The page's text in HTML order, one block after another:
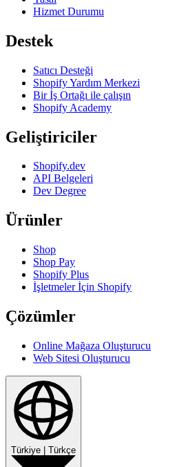
Hizmet Durumu
Destek
Satıcı Desteği
Shopify Yardım Merkezi
Bir İş Ortağı ile çalışın
Shopify Academy
Geliştiriciler
Shopify.dev
API Belgeleri
Dev Degree
Ürünler
Shop
Shop Pay
Shopify Plus
İşletmeler İçin Shopify
Çözümler
Online Mağaza Oluşturucu
Web Sitesi Oluşturucu
Türkiye Türkçe